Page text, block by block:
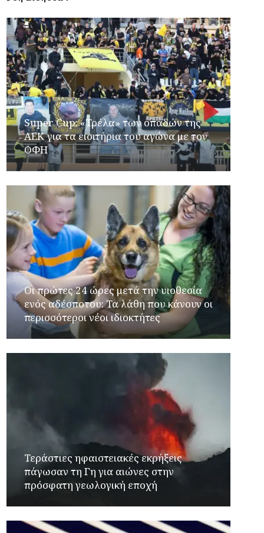
Super Cup: «Τρέλα» των οπαδών της
ΑΕΚ για τα εισιτήρια του αγώνα με τον
ΟΦΗ
Οι πρώτες 24 ώρες μετά την υιοθεσία
ενός αδέσποτου: Τα λάθη που κάνουν οι
περισσότεροι νέοι ιδιοκτήτες
Τεράστιες ηφαιστειακές εκρήξεις
πάγωσαν τη Γη για αιώνες στην
πρόσφατη γεωλογική εποχή